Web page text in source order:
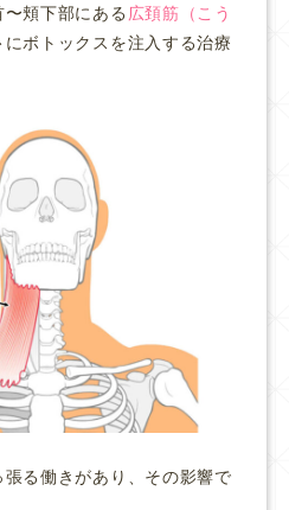
頬下部にある 広頚筋（こう
にボトックスを注入する治療
る働きがあり、その影響で